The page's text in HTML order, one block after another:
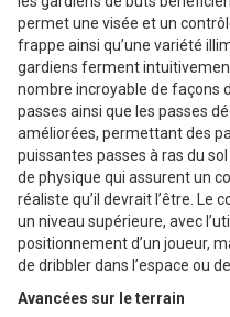
permet une visée et un
frappe ainsi qu’une variété
gardiens ferment
nombre incroyable de façons
passes ainsi que les passes
améliorées, permettant des
puissantes passes à ras du
de physique qui assurent un
réaliste qu’il devrait l’être. Le
un niveau supérieure, avec
positionnement d’un joueur,
de dribbler dans l’espace ou
Avancées sur le terrain